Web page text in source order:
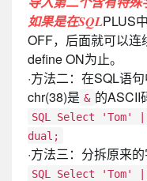
如果是在SQLPLUS
OFF，后面就可以连
define ON为止。
·方法二：在SQL语
chr(38)是 & 的ASCII
SQL Select
dual;
·方法三：分拆原来
SQL Select